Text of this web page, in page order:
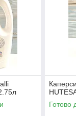
Готово